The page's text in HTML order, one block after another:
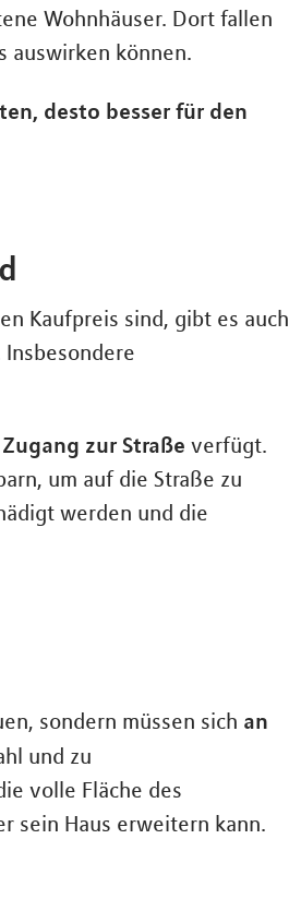
Wohnhäuser. Dort fallen
auswirken können.
desto besser für den
Kaufpreis sind, gibt es auch
zur Straße verfügt.
um auf die Straße zu
werden und die
sondern müssen sich an
und zu
volle Fläche des
sein Haus erweitern kann.